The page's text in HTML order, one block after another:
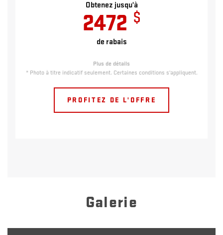
Galerie
Obtenez jusqu'à
2472 $
de rabais
Plus de détails
* Photo à titre indicatif seulement. Certaines conditions s'appliquent.
PROFITEZ DE L'OFFRE